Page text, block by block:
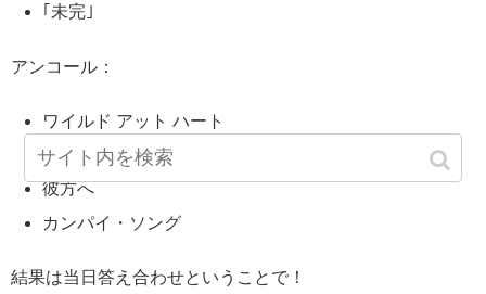
｢未完｣
アンコール：
ワイルド アット ハート
サクラ咲ケ
彼方へ
カンパイ・ソング
結果は当日答え合わせということで！